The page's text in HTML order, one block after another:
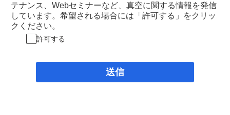
テナンス、Webセミナーなど、真空に関する情報を発信
しています。希望される場合には「許可する」をクリッ
クください。
許可する
送信